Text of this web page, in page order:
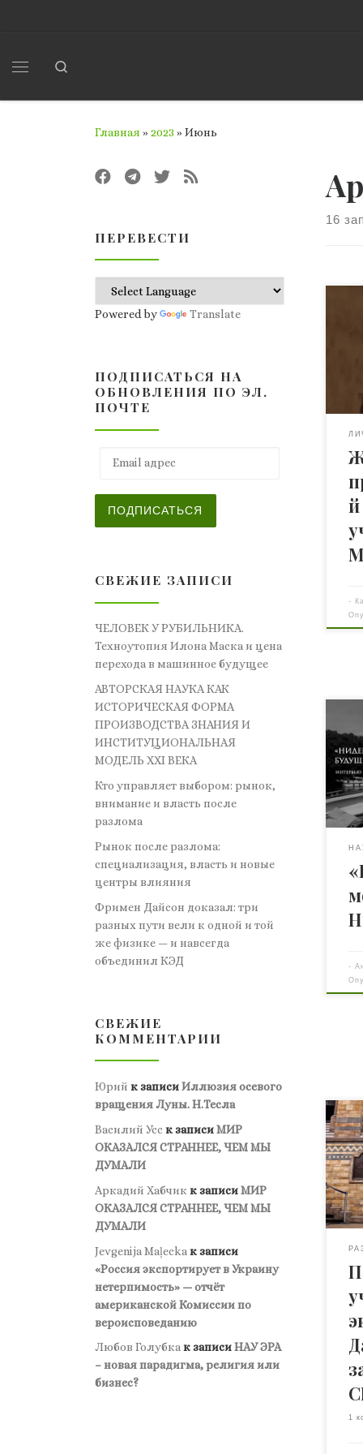
Главная »2023»Июнь
16
й
-
не
-
&
1
ПЕРЕВЕСТИ
Powered by Translate
ПОДПИСАТЬСЯ НА
ОБНОВЛЕНИЯ ПО ЭЛ.
ПОЧТЕ
ПОДПИСАТЬСЯ
СВЕЖИЕ ЗАПИСИ
ЧЕЛОВЕК У РУБИЛЬНИКА.
Техноутопия Илона Маска и цена
перехода в машинное будущее
АВТОРСКАЯ НАУКА КАК
ИСТОРИЧЕСКАЯ ФОРМА
ПРОИЗВОДСТВА ЗНАНИЯ И
ИНСТИТУЦИОНАЛЬНАЯ
МОДЕЛЬ XXI ВЕКА
Кто управляет выбором: рынок,
внимание и власть после
разлома
Рынок после разлома:
специализация, власть и новые
центры влияния
Фримен Дайсон доказал: три
разных пути вели к одной и той
же физике — и навсегда
объединил КЭД
СВЕЖИЕ
КОММЕНТАРИИ
Юрий к записиИллюзия осевого
вращения Луны. Н.Тесла
Василий Усс к записиМИР
ОКАЗАЛСЯ СТРАННЕЕ, ЧЕМ МЫ
ДУМАЛИ
Аркадий Хабчик к записиМИР
ОКАЗАЛСЯ СТРАННЕЕ, ЧЕМ МЫ
ДУМАЛИ
Jevgenija Maļecka к записи
«Россия экспортирует в Украину
нетерпимость» — отчёт
американской Комиссии по
вероисповеданию
Любов Голубкак записиНАУ ЭРА
– новая парадигма, религия или
бизнес?